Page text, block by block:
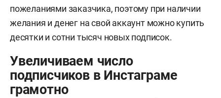
пожеланиями заказчика, поэтому при наличии
желания и денег на свой аккаунт можно купить
десятки и сотни тысяч новых подписок.
Увеличиваем число
подписчиков в Инстаграме
грамотно